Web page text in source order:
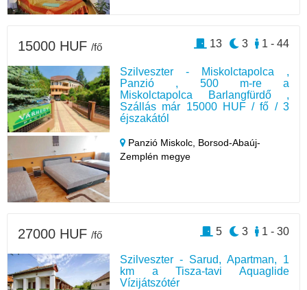
Szilveszter - Miskolctapolca ,
Panzió , 500 m-re a
Miskolctapolca Barlangfürdő ,
Szállás már 15000 HUF / fő / 3
éjszakától
Panzió Miskolc, Borsod-Abaúj-
Zemplén megye
15000 HUF /fő 1 - 44
3
13
Szilveszter - Sarud, Apartman, 1
km a Tisza-tavi Aquaglide
Vízijátszótér
27000 HUF /fő 1 - 30
3
5